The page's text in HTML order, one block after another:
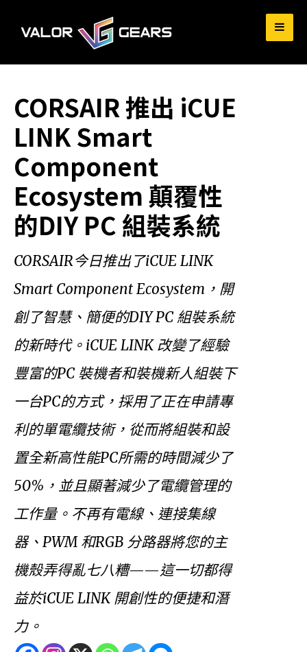
CORSAIR 推出 iCUE
LINK Smart
Component
Ecosystem 顛覆性
的DIY PC 組裝系統
CORSAIR今日推出了iCUE LINK
Smart Component Ecosystem，開
創了智慧、簡便的DIY PC 組裝系統
的新時代。iCUE LINK 改變了經驗
豐富的PC 裝機者和裝機新人組裝下
一台PC的方式，採用了正在申請專
利的單電纜技術，從而將組裝和設
置全新高性能PC所需的時間減少了
50%，並且顯著減少了電纜管理的
工作量。不再有電線、連接集線
器、PWM 和RGB 分路器將您的主
機殼弄得亂七八糟——這一切都得
益於iCUE LINK 開創性的便捷和潛
力。